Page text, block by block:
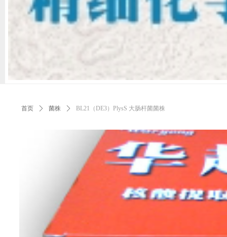
首页 ꄲ 菌株 ꄲ BL21（DE3）PlysS 大肠杆菌菌株